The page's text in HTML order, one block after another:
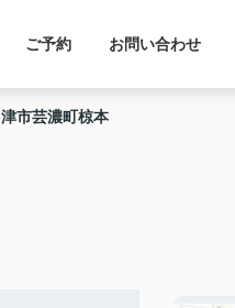
ご予約 お問い合わせ
津市芸濃町椋本